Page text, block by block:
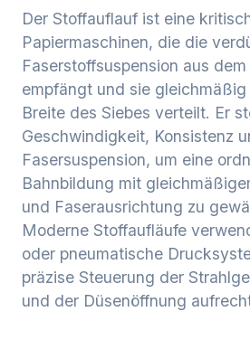
Der Stoffauflauf ist eine
Papiermaschinen, die die
Faserstoffsuspension aus
empfängt und sie
Breite des Siebes verteilt. Er
Geschwindigkeit, Konsistenz
Fasersuspension, um eine
Bahnbildung mit
und Faserausrichtung zu
Moderne Stoffaufläufe
oder pneumatische
präzise Steuerung der
und der Düsenöffnung